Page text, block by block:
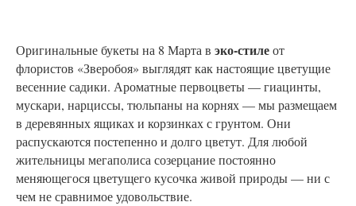
Оригинальные букеты на 8 Марта в эко-стилеот
флористов «Зверобоя» выглядят как настоящие цветущие
весенние садики. Ароматные первоцветы — гиацинты,
мускари, нарциссы, тюльпаны на корнях — мы размещаем
в деревянных ящиках и корзинках с грунтом. Они
распускаются постепенно и долго цветут. Для любой
жительницы мегаполиса созерцание постоянно
меняющегося цветущего кусочка живой природы — ни с
чем не сравнимое удовольствие.